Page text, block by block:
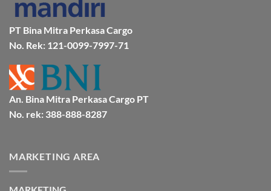
&
Aman
Bersama
Bmp
Cargo
PT Bina Mitra Perkasa Cargo
No. Rek: 121-0099-7997-71
An. Bina Mitra Perkasa Cargo PT
No. rek: 388-888-8287
MARKETING AREA